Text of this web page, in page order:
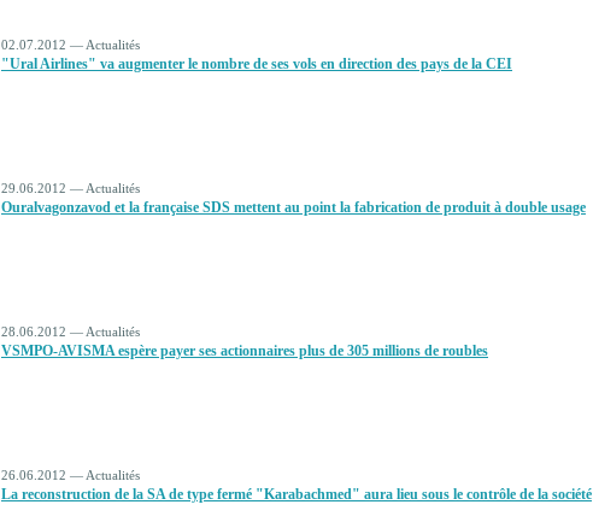
02.07.2012 — Actualités
"Ural Airlines" va augmenter le nombre de ses vols en direction des pays de la CEI
29.06.2012 — Actualités
Ouralvagonzavod et la française SDS mettent au point la fabrication de produit à double usage
28.06.2012 — Actualités
VSMPO-AVISMA espère payer ses actionnaires plus de 305 millions de roubles
26.06.2012 — Actualités
La reconstruction de la SA de type fermé "Karabachmed" aura lieu sous le contrôle de la société